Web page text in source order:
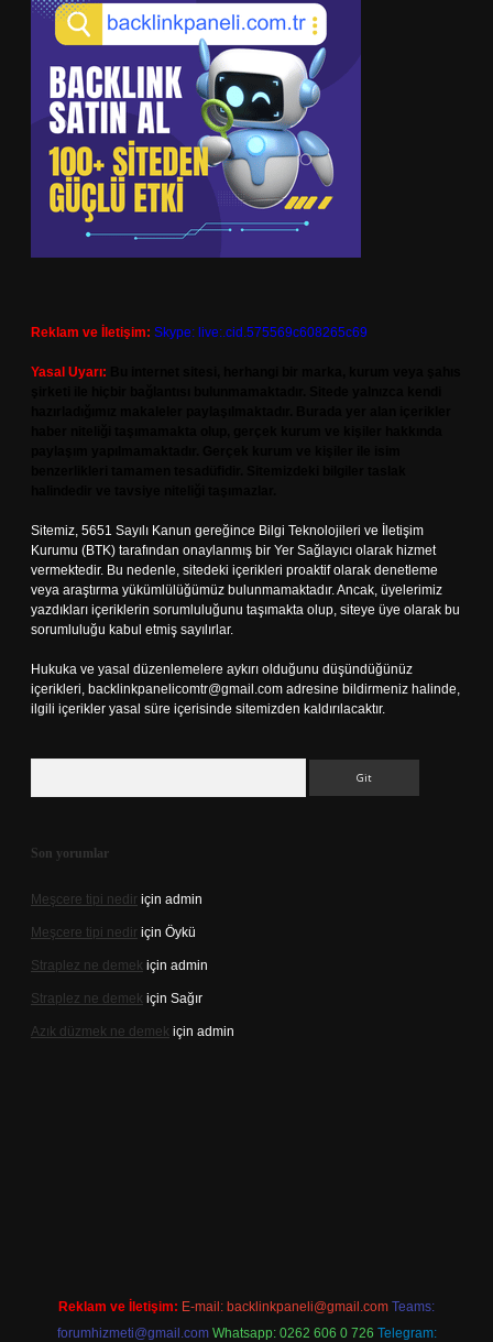
Reklam ve İletişim: Skype: live:.cid.575569c608265c69
Yasal Uyarı:
Sitemiz, 5651 Sayılı Kanun gereğince Bilgi Teknolojileri ve İletişim
Kurumu (BTK) tarafından onaylanmış bir Yer Sağlayıcı olarak hizmet
vermektedir. Bu nedenle, sitedeki içerikleri proaktif olarak denetleme
veya araştırma yükümlülüğümüz bulunmamaktadır. Ancak, üyelerimiz
yazdıkları içeriklerin sorumluluğunu taşımakta olup, siteye üye olarak bu
sorumluluğu kabul etmiş sayılırlar.
Hukuka ve yasal düzenlemelere aykırı olduğunu düşündüğünüz
içerikleri, backlinkpanelicomtr@gmail.com adresine bildirmeniz halinde,
ilgili içerikler yasal süre içerisinde sitemizden kaldırılacaktır.
Son yorumlar
Meşcere tipi nedir için admin
Meşcere tipi nedir için Öykü
Straplez ne demek için admin
Straplez ne demek için Sağır
Azık düzmek ne demek için admin
Reklam ve İletişim: E-mail: backlinkpaneli@gmail.com Teams:
forumhizmeti@gmail.com Whatsapp: 0262 606 0 726 Telegram: